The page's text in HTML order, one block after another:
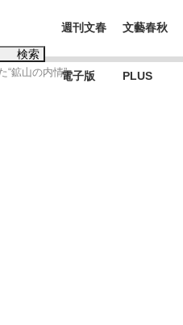
検索
週刊文春
電子版
文藝春秋
PLUS
“鉱山の内情”